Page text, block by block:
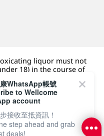
liquor must not
18) in the course of
未成年人 (18 歲以下人士)
團
Dairy Farm Company
WhatsApp帳號
to Wellcome
account
接收至抵資訊！
step ahead and grab
deals!